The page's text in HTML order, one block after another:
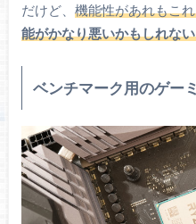
L1 Cache
L2 Cache
L3 Cache
8
チャネル
最大メモリ
ECCメモリ
U-
だけど、 機能性があれもこ
能がかなり悪いかもしれな
ベンチマーク用のゲー